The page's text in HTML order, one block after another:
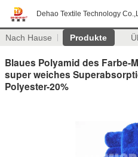
Dehao Textile Technology
Nach Hause Produkte
Blaues Polyamid des Farbe-
super weiches
Polyester-20%